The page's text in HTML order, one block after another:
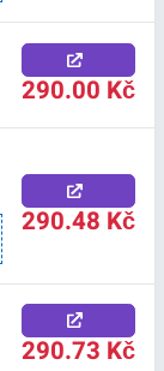
290.00 Kč
290.48 Kč
290.73 Kč